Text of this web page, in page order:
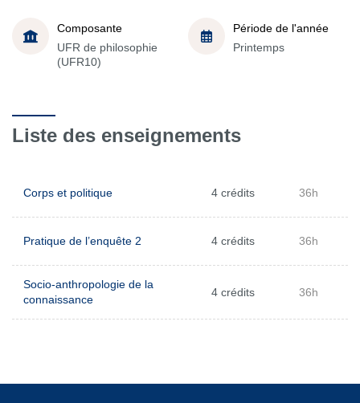
Composante
UFR de philosophie
(UFR10)
Période de l'année
Printemps
Liste des enseignements
Corps et politique 4 crédits 36h
Pratique de l’enquête 2 4 crédits 36h
Socio-anthropologie de la
connaissance
4 crédits 36h